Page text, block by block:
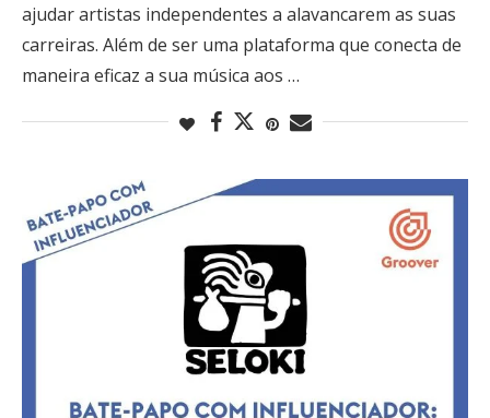
ajudar artistas independentes a alavancarem as suas
carreiras. Além de ser uma plataforma que conecta de
maneira eficaz a sua música aos …